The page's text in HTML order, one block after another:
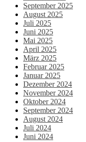
September 2025
August 2025
Juli 2025
Juni 2025
Mai 2025
April 2025
März 2025
Februar 2025
Januar 2025
Dezember 2024
November 2024
Oktober 2024
September 2024
August 2024
Juli 2024
Juni 2024